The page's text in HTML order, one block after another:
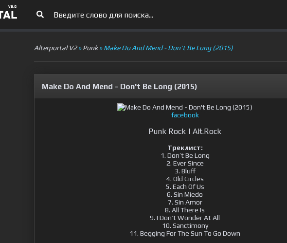
Alterportal V2»Punk» Make Do And Mend - Don't Be Long (2015)
Make Do And Mend - Don't Be Long (2015)
facebook
Punk Rock | Alt.Rock
Треклист:
1. Don’t Be Long
2. Ever Since
3. Bluff
4. Old Circles
5. Each Of Us
6. Sin Miedo
7. Sin Amor
8. All There Is
9. I Don’t Wonder At All
10. Sanctimony
11. Begging For The Sun To Go Down